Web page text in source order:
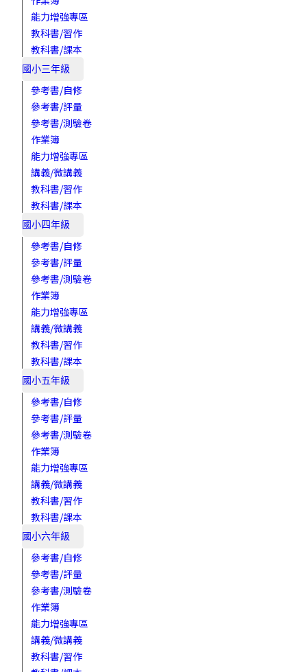
能力增強專區
教科書/習作
教科書/課本
國小三年級
參考書/自修
參考書/評量
參考書/測驗卷
作業簿
能力增強專區
講義/微講義
教科書/習作
教科書/課本
國小四年級
參考書/自修
參考書/評量
參考書/測驗卷
作業簿
能力增強專區
講義/微講義
教科書/習作
教科書/課本
國小五年級
參考書/自修
參考書/評量
參考書/測驗卷
作業簿
能力增強專區
講義/微講義
教科書/習作
教科書/課本
國小六年級
參考書/自修
參考書/評量
參考書/測驗卷
作業簿
能力增強專區
講義/微講義
教科書/習作